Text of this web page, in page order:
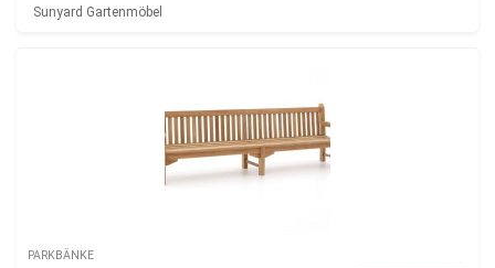
Sunyard Gartenmöbel
PARKBÄNKE